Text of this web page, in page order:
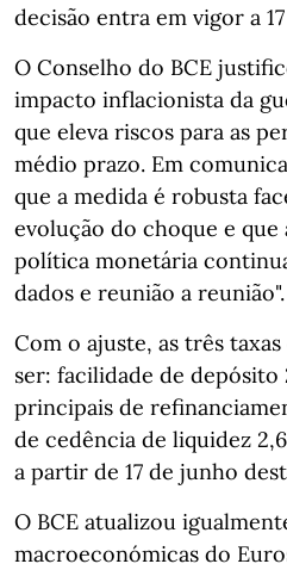
decisão entra em vigor a
O Conselho do BCE
impacto inflacionista da
que eleva riscos para as
médio prazo. Em
que a medida é robusta
evolução do choque e que
política monetária
dados e reunião a reunião".
Com o ajuste, as três
ser: facilidade de depósito
principais de
de cedência de liquidez
a partir de 17 de junho
O BCE atualizou
macroeconómicas do